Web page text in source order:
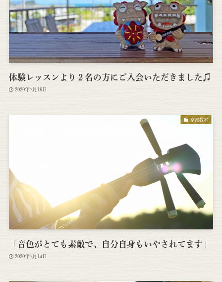
体験レッスンより２名の方にご入会いただきました♫
2020年7月19日
京都教室
「音色がとても素敵で、自分自身もいやされてます」
2020年7月14日